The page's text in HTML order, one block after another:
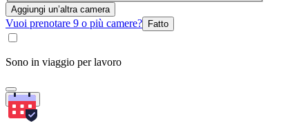
Aggiungi un’altra camera
Vuoi prenotare 9 o più camere? Fatto
Sono in viaggio per lavoro
Cerca